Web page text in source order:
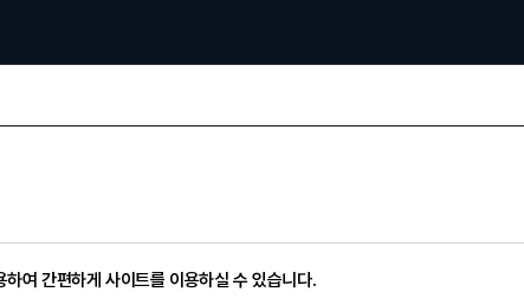
여 간편하게 사이트를 이용하실 수 있습니다.